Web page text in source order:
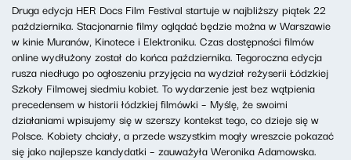
Druga edycja HER Docs Film Festival startuje w najbliższy piątek 22
października. Stacjonarnie filmy oglądać będzie można w Warszawie
w kinie Muranów, Kinotece i Elektroniku. Czas dostępności filmów
online wydłużony został do końca października. Tegoroczna edycja
rusza niedługo po ogłoszeniu przyjęcia na wydział reżyserii Łódzkiej
Szkoły Filmowej siedmiu kobiet. To wydarzenie jest bez wątpienia
precedensem w historii łódzkiej filmówki – Myślę, że swoimi
działaniami wpisujemy się w szerszy kontekst tego, co dzieje się w
Polsce. Kobiety chciały, a przede wszystkim mogły wreszcie pokazać
się jako najlepsze kandydatki – zauważyła Weronika Adamowska.